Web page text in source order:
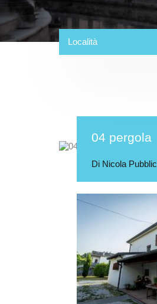
Località
04 pergola
Di Nicola